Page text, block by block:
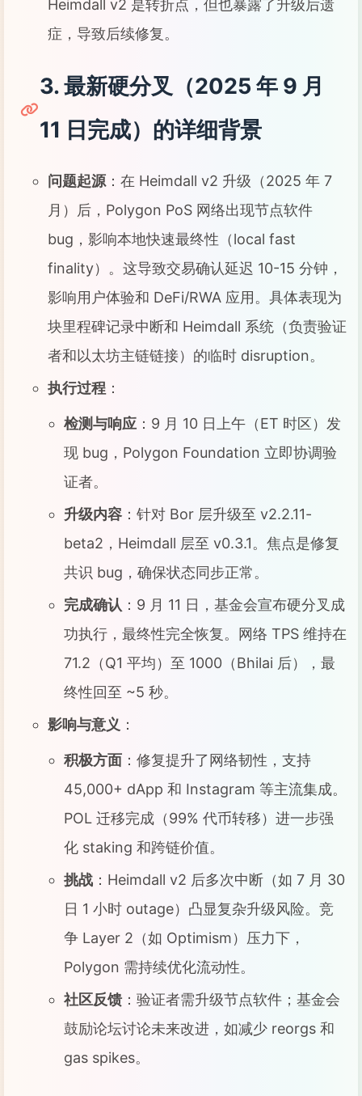
Heimdall v2 是转折点，但也暴露了升级后遗
症，导致后续修复。
3. 最新硬分叉（2025 年 9 月
11 日完成）的详细背景
问题起源 ：在 Heimdall v2 升级（2025 年 7
月）后，Polygon PoS 网络出现节点软件
bug，影响本地快速最终性（local fast
finality）。这导致交易确认延迟 10-15 分钟，
影响用户体验和 DeFi/RWA 应用。具体表现为
块里程碑记录中断和 Heimdall 系统（负责验证
者和以太坊主链链接）的临时 disruption。
执行过程 ：
检测与响应 ：9 月 10 日上午（ET 时区）发
现 bug，Polygon Foundation 立即协调验
证者。
升级内容 ：针对 Bor 层升级至 v2.2.11-
beta2，Heimdall 层至 v0.3.1。焦点是修复
共识 bug，确保状态同步正常。
完成确认 ：9 月 11 日，基金会宣布硬分叉成
功执行，最终性完全恢复。网络 TPS 维持在
71.2（Q1 平均）至 1000（Bhilai 后），最
终性回至 ~5 秒。
影响与意义 ：
积极方面 ：修复提升了网络韧性，支持
45,000+ dApp 和 Instagram 等主流集成。
POL 迁移完成（99% 代币转移）进一步强
化 staking 和跨链价值。
挑战 ：Heimdall v2 后多次中断（如 7 月 30
日 1 小时 outage）凸显复杂升级风险。竞
争 Layer 2（如 Optimism）压力下，
Polygon 需持续优化流动性。
社区反馈：验证者需升级节点软件；基金会
鼓励论坛讨论未来改进，如减少 reorgs 和
gas spikes。